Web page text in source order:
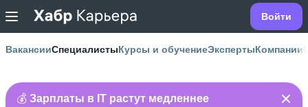
Войти
ВакансииСпециалистыКурсы и обучениеЭкспертыКомпании
💰 Зарплаты в IT растут медленнее